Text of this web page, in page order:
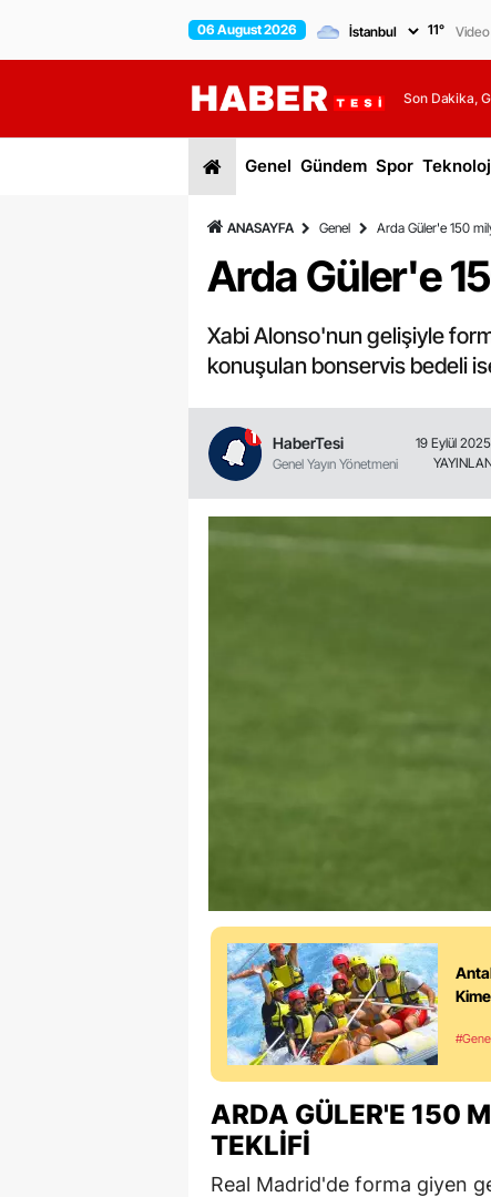
06 August 2026 11°
Son Dakika,
Genel Gündem Spor
ANASAYFA Genel Arda Güler'e 150
Arda Güler'e
Xabi Alonso'nun gelişiyle
konuşulan bonservis bedeli
HaberTesi
Genel Yayın Yönetmeni
19 Eylül
ARDA GÜLER'E 150
TEKLIFI
Real Madrid'de forma giyen